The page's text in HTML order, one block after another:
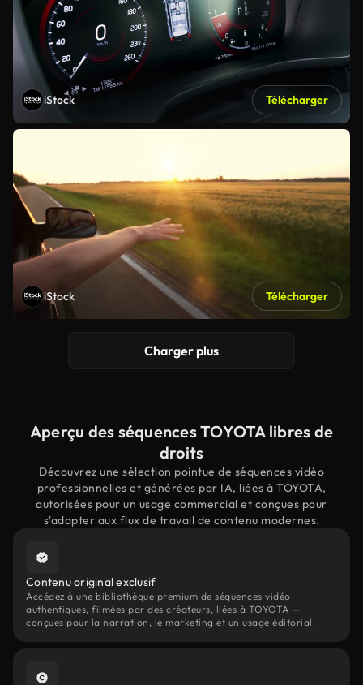
iStock Télécharger
iStock Télécharger
Charger plus
Aperçu des séquences TOYOTA libres de
droits
Découvrez une sélection pointue de séquences vidéo
professionnelles et générées par IA, liées à TOYOTA,
autorisées pour un usage commercial et conçues pour
s'adapter aux flux de travail de contenu modernes.
Contenu original exclusif
Accédez à une bibliothèque premium de séquences vidéo
authentiques, filmées par des créateurs, liées à TOYOTA —
conçues pour la narration, le marketing et un usage éditorial.